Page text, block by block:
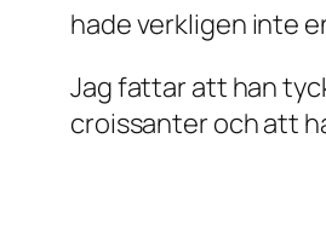
hade verkligen inte
Jag fattar att han
croissanter och att